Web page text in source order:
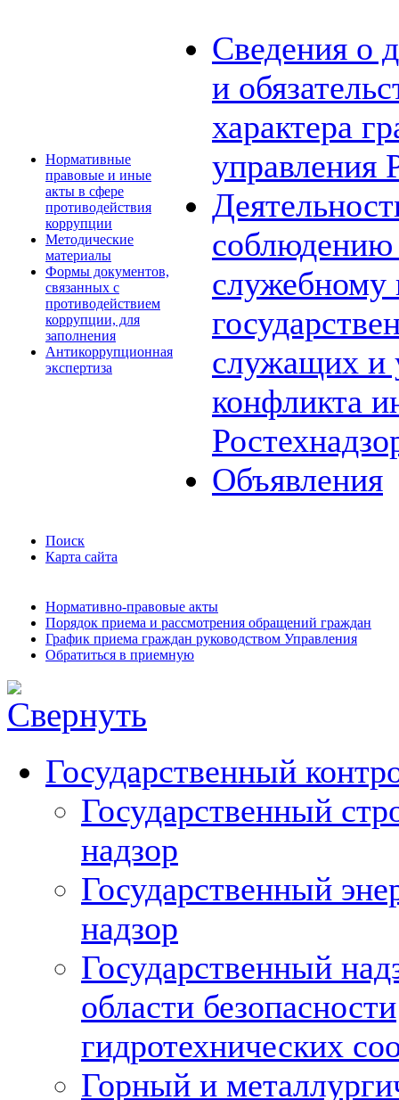
Нормативные
правовые и иные
акты в сфере
противодействия
коррупции
Методические
материалы
Формы документов,
связанных с
противодействием
коррупции, для
заполнения
Антикоррупционная
экспертиза
Сведения о
и
характера
управления
соблюдению
служебному
служащих и
конфликта
Объявления
Поиск
Карта сайта
Нормативно-правовые акты
Порядок приема и рассмотрения обращений граждан
График приема граждан руководством Управления
Обратиться в приемную
Государственный
Государственный
надзор
Государственный
надзор
Государственный
области безопасности
гидротехнических
Горный и